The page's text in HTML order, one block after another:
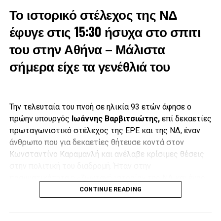
Έπειτα, με δάκρυα στα μάτια και λυγίζοντας πολλές φορές
από τη συγκίνηση,ο γιος του Μιλτιάδης Βαρβιτσιώτης
Το ιστορικό στέλεχος της ΝΔ
έφυγε στις 15:30 ήσυχα στο σπιτι
του στην Αθήνα – Μάλιστα
σήμερα είχε τα γενέθλιά του
Την τελευταία του πνοή σε ηλικία 93 ετών άφησε ο
πρώην υπουργός Ιωάννης Βαρβιτσιώτης,επί δεκαετίες
πρωταγωνιστικό στέλεχος της ΕΡΕ και της ΝΔ, έναν
άνθρωπο που για δεκαετίες θήτευσε κοντά στον
Κωνσταντίνο Καραμανλή και ανέλαβε κρίσιμες θέσεις
από τους ελάχιστους εν ζωή προδικτατορικούς
CONTINUE READING